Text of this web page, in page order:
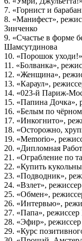
7. «Горнист и
8. «Манифест»,
Зинченко
9. «Счастье в форме
Шамсутдинова
10. «Порошок
11. «Болванка»,
12. «Женщина»,
13. «Караул»,
14. «023-й Париж-
15. «Папина Дочка»,
16. «Белым по
17. «Инкогнито»,
18. «Осторожно,
19. «Memorio»,
20. «Дипломная
21. «Ограбление по
22. «Купить
23. «Подводник»,
24. «Взлет»,
25. «Обмен»,
26. «Интервью»,
27. «Папа»,
28. «Эфир»,
29. «Курс